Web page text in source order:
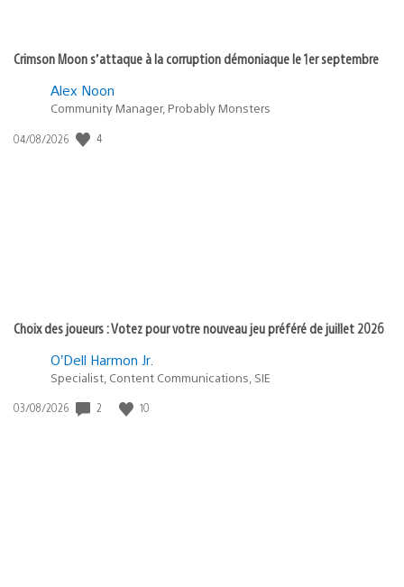
Crimson Moon s’attaque à la corruption démoniaque le 1er septembre
Alex Noon
Community Manager, Probably Monsters
Date
04/08/2026 4
Choix des joueurs : Votez pour votre nouveau jeu préféré de juillet 2026
O’Dell Harmon Jr.
Specialist, Content Communications, SIE
Date
03/08/2026 2 10